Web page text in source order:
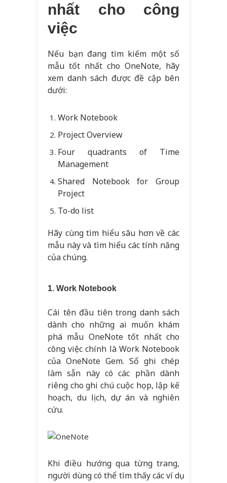
nhất cho công
việc
Nếu bạn đang tìm kiếm một số
mẫu tốt nhất cho OneNote, hãy
xem danh sách được đề cập bên
dưới:
Work Notebook
Project Overview
Four quadrants of Time
Management
Shared Notebook for Group
Project
To-do list
Hãy cùng tìm hiểu sâu hơn về các
mẫu này và tìm hiểu các tính năng
của chúng.
1. Work Notebook
Cái tên đầu tiên trong danh sách
dành cho những ai muốn khám
phá mẫu OneNote tốt nhất cho
công việc chính là Work Notebook
của OneNote Gem. Sổ ghi chép
làm sẵn này có các phần dành
riêng cho ghi chú cuộc họp, lập kế
hoạch, du lịch, dự án và nghiên
cứu.
Khi điều hướng qua từng trang,
người dùng có thể tìm thấy các ví dụ